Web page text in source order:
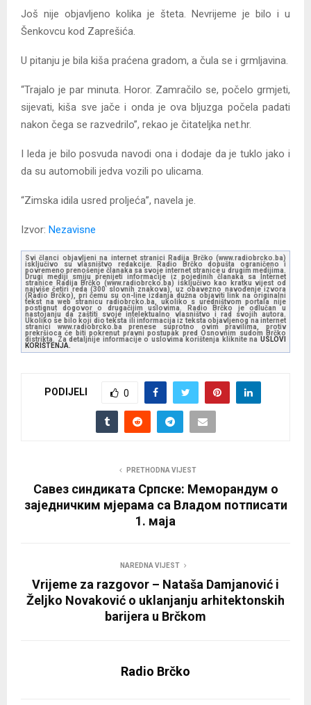
Još nije objavljeno kolika je šteta. Nevrijeme je bilo i u
Šenkovcu kod Zaprešića.
U pitanju je bila kiša praćena gradom, a čula se i grmljavina.
“Trajalo je par minuta. Horor. Zamračilo se, počelo grmjeti,
sijevati, kiša sve jače i onda je ova bljuzga počela padati
nakon čega se razvedrilo”, rekao je čitateljka net.hr.
I leda je bilo posvuda navodi ona i dodaje da je tuklo jako i
da su automobili jedva vozili po ulicama.
“Zimska idila usred proljeća”, navela je.
Izvor: Nezavisne
Svi članci objavljeni na internet stranici Radija Brčko (www.radiobrcko.ba)
isključivo su vlasništvo redakcije. Radio Brčko dopušta ograničeno i
povremeno prenošenje članaka sa svoje internet stranice u drugim medijima.
Drugi mediji smiju prenijeti informacije iz pojedinih članaka sa Internet
stranice Radija Brčko (www.radiobrcko.ba) isključivo kao kratku vijest od
najviše četiri reda (300 slovnih znakova), uz obavezno navođenje izvora
(Radio Brčko), pri čemu su on-line izdanja dužna objaviti link na originalni
tekst na web stranicu radiobrcko.ba, ukoliko s uredništvom portala nije
postignut dogovor o drugačijim uslovima. Radio Brčko je odlučan u
nastojanju da zaštiti svoje intelektualno vlasništvo i rad svojih autora.
Ukoliko se bilo koji dio teksta ili informacija iz teksta objavljenog na internet
stranici www.radiobrcko.ba prenese suprotno ovim pravilima, protiv
prekršioca će biti pokrenut pravni postupak pred Osnovnim sudom Brčko
distrikta. Za detaljnije informacije o uslovima korištenja kliknite na USLOVI
KORIŠTENJA.
PODIJELI 0
PRETHODNA VIJEST
Савез синдиката Српске: Меморандум о
заједничким мјерама са Владом потписати
1. маја
NAREDNA VIJEST
Vrijeme za razgovor – Nataša Damjanović i
Željko Novaković o uklanjanju arhitektonskih
barijera u Brčkom
Radio Brčko